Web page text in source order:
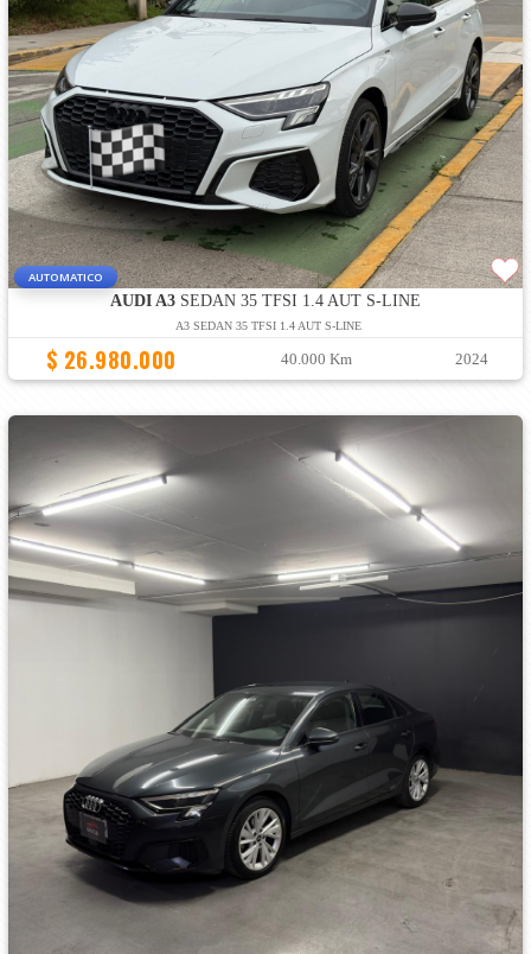
AUTOMATICO
AUDI A3SEDAN 35 TFSI 1.4 AUT S-LINE
A3 SEDAN 35 TFSI 1.4 AUT S-LINE
$ 26.980.000 40.000 Km 2024